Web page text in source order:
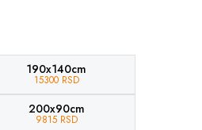
190x140cm
15300 RSD
200x90cm
9815 RSD